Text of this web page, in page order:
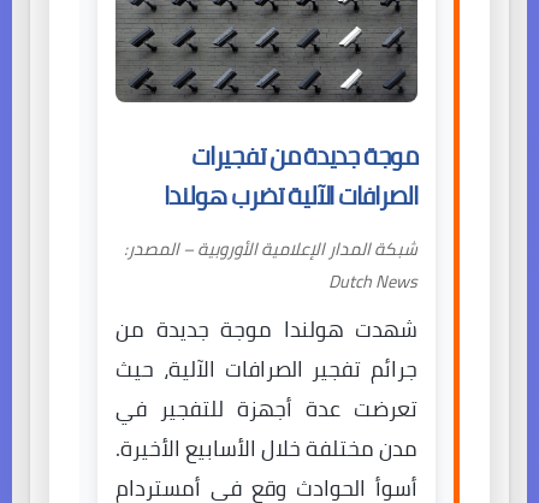
موجة جديدة من تفجيرات
الصرافات الآلية تضرب هولندا
شبكة المدار الإعلامية الأوروبية – المصدر:
Dutch News
شهدت هولندا موجة جديدة من
جرائم تفجير الصرافات الآلية، حيث
تعرضت عدة أجهزة للتفجير في
مدن مختلفة خلال الأسابيع الأخيرة.
أسوأ الحوادث وقع في أمستردام